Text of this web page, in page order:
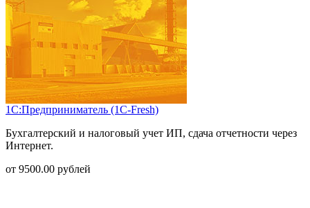
1С:Предприниматель (1С-Fresh)
Бухгалтерский и налоговый учет ИП, сдача отчетности через
Интернет.
от 9500.00 рублей